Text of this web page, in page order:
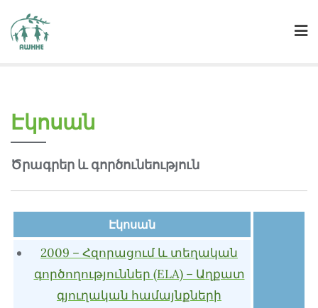
Էկոսան
Ծրագրեր և գործունեություն
Էկոսան
2009 – Հզորացում և տեղական
գործողություններ (ELA) – Աղքատ
գյուղական համայնքների